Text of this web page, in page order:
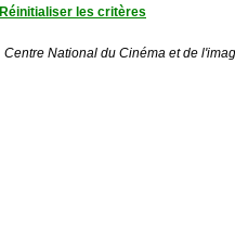
Réinitialiser les critères
Centre National du Cinéma et de